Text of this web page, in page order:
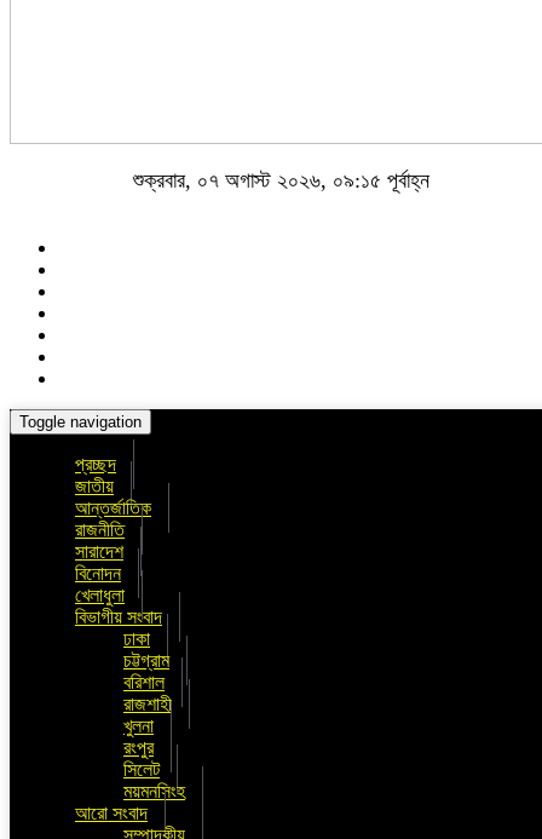
শুক্রবার, ০৭ অগাস্ট ২০২৬, ০৯:১৫ পূর্বাহ্ন
Toggle navigation
প্রচ্ছদ
জাতীয়
আন্তর্জাতিক
রাজনীতি
সারাদেশ
বিনোদন
খেলাধুলা
বিভাগীয় সংবাদ
ঢাকা
চট্টগ্রাম
বরিশাল
রাজশাহী
খুলনা
রংপুর
সিলেট
ময়মনসিংহ
আরো সংবাদ
সম্পাদকীয়